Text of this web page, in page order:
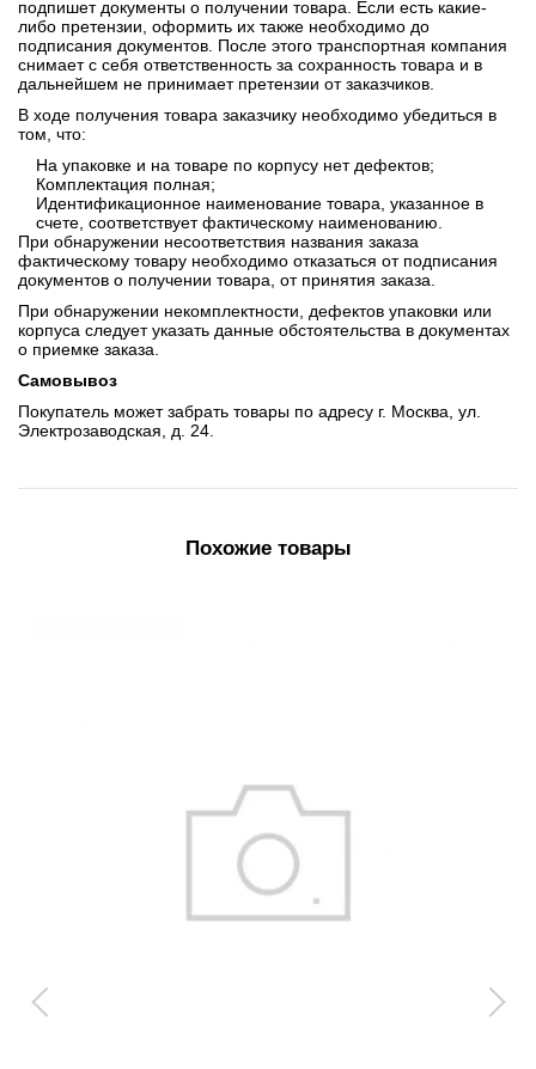
подпишет документы о получении товара. Если есть какие-
либо претензии, оформить их также необходимо до
подписания документов. После этого транспортная компания
снимает с себя ответственность за сохранность товара и в
дальнейшем не принимает претензии от заказчиков.
В ходе получения товара заказчику необходимо убедиться в
том, что:
На упаковке и на товаре по корпусу нет дефектов;
Комплектация полная;
Идентификационное наименование товара, указанное в
счете, соответствует фактическому наименованию.
При обнаружении несоответствия названия заказа
фактическому товару необходимо отказаться от подписания
документов о получении товара, от принятия заказа.
При обнаружении некомплектности, дефектов упаковки или
корпуса следует указать данные обстоятельства в документах
о приемке заказа.
Самовывоз
Покупатель может забрать товары по адресу г. Москва, ул.
Электрозаводская, д. 24.
Похожие товары